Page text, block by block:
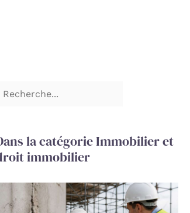
la catégorie Immobilier et
immobilier